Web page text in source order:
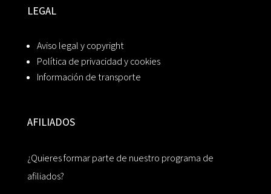
LEGAL
Aviso legal y copyright
Política de privacidad y cookies
Información de transporte
AFILIADOS
¿Quieres formar parte de nuestro programa de
afiliados?